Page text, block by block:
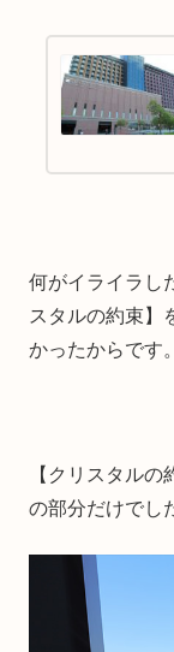
何がイライラし
スタルの約束】
かったからです。
【クリスタル
の部分だけでし